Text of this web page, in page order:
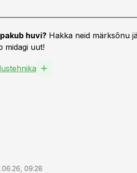
huvi? Hakka neid märksõnu
midagi uut!
09:28